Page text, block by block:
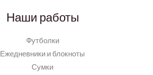
Наши работы
Футболки
Ежедневники и блокноты
Сумки